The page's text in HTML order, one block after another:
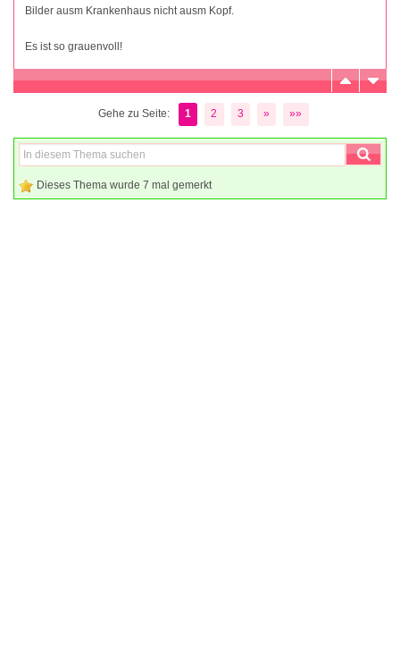
Bilder ausm Krankenhaus nicht ausm Kopf.
Es ist so grauenvoll!
Gehe zu Seite: 1 2 3 » »»
Dieses Thema wurde 7 mal gemerkt